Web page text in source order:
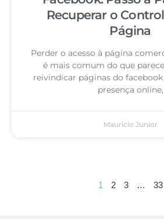
Recuperar o
Página
Perder o acesso à página
é mais comum do que
reivindicar páginas do
presença online,
Mauricio Junior
1 2 3 … 33